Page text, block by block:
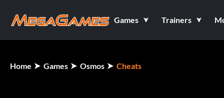
Games Trainers
Home Games Osmos Cheats